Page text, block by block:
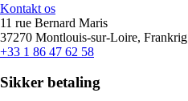
Kontakt os
11 rue Bernard Maris
37270 Montlouis-sur-Loire, Frankrig
+33 1 86 47 62 58
Sikker betaling